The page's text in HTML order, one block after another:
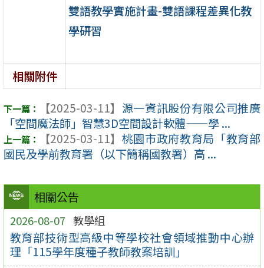
相關公告
2026-08-07 教學組
教育部技術型高級中等學校社會領域推動中心辦
理「115學年度種子教師教案培訓」
雙語教學實施計畫-雙語課程差異化教
學研習
相關附件
【2025-03-11】 源一資訊股份有限公司推廣
「空間魔法師」智慧3D空間設計軟體——學 ...
【2025-03-11】 桃園市政府教育局「教育部
國民及學前教育署（以下簡稱國教署）高 ...